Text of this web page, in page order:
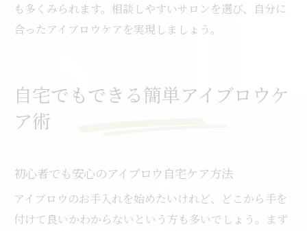
も多くみられます。相談しやすいサロンを選び、自分に
合ったアイブロウケアを実現しましょう。
自宅でもできる簡単アイブロウケ
ア術
初心者でも安心のアイブロウ自宅ケア方法
アイブロウのお手入れを始めたいけれど、どこから手を
付けて良いかわからないという方も多いでしょう。まず